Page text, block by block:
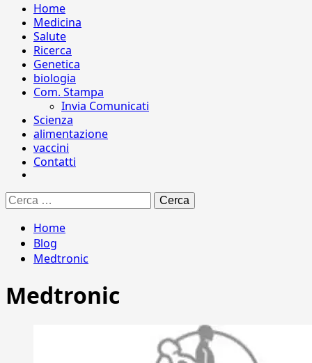
Home
Medicina
Salute
Ricerca
Genetica
biologia
Com. Stampa
Invia Comunicati
Scienza
alimentazione
vaccini
Contatti
Ricerca
per:
Home
Blog
Medtronic
Medtronic